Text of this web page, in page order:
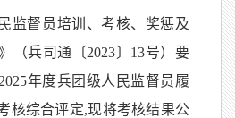
监督员培训、考核、奖惩及
（兵司通〔2023〕13号）要
年度兵团级人民监督员履
核综合评定,现将考核结果公